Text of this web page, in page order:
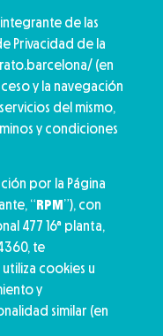
de las
Privacidad de la
(en
y la navegación
del mismo,
y condiciones
por la Página
“RPM”), con
477 16ª planta,
te
cookies u
y
similar (en